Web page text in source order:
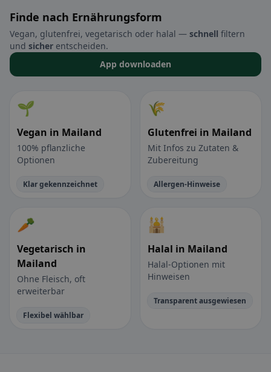
Finde nach Ernährungsform
Vegan, glutenfrei, vegetarisch oder halal — schnell filtern
und sicher entscheiden.
App downloaden
🌱
Vegan in Mailand
100% pflanzliche
Optionen
Klar gekennzeichnet
🌾
Glutenfrei in Mailand
Mit Infos zu Zutaten &
Zubereitung
Allergen-Hinweise
🥕
Vegetarisch in
Mailand
Ohne Fleisch, oft
erweiterbar
Flexibel wählbar
🕌
Halal in Mailand
Halal-Optionen mit
Hinweisen
Transparent ausgewiesen